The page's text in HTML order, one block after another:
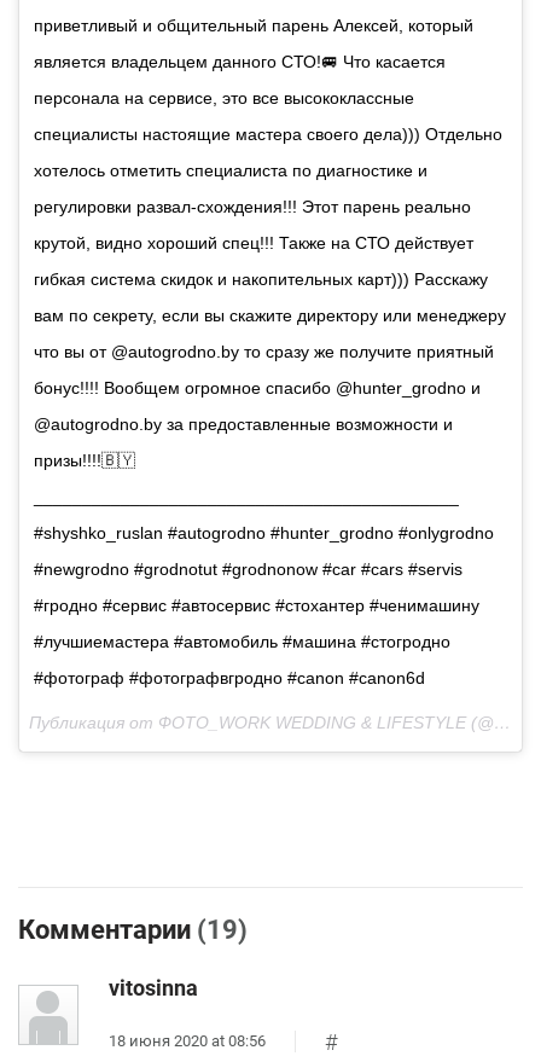
приветливый и общительный парень Алексей, который
является владельцем данного СТО!🚐 Что касается
персонала на сервисе, это все высококлассные
специалисты настоящие мастера своего дела))) Отдельно
хотелось отметить специалиста по диагностике и
регулировки развал-схождения!!! Этот парень реально
крутой, видно хороший спец!!! Также на СТО действует
гибкая система скидок и накопительных карт))) Расскажу
вам по секрету, если вы скажите директору или менеджеру
что вы от @autogrodno.by то сразу же получите приятный
бонус!!!! Вообщем огромное спасибо @hunter_grodno и
@autogrodno.by за предоставленные возможности и
призы!!!!🇧🇾
#shyshko_ruslan #autogrodno #hunter_grodno #onlygrodno
#newgrodno #grodnotut #grodnonow #car #cars #servis
#гродно #сервис #автосервис #стохантер #ченимашину
#лучшиемастера #автомобиль #машина #стогродно
#фотограф #фотографвгродно #canon #canon6d
Публикация от ФОТО_WORK WEDDING & LIFESTYLE (@shyshko_ruslan) Окт 27 2017 в 4:58 PDT
Комментарии (19)
vitosinna
18 июня 2020 at 08:56
#